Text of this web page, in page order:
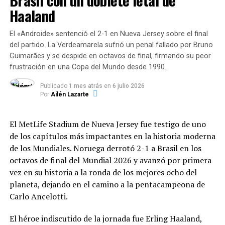
SIGUENTE
Uruguay anunció que cerrará fronteras durante el
verano
Uber retira de la Argentina y Colombia su servicio de
delivery de comidas
intervención de más de 19.000 efectivos nacionales y la
colaboración de
internacional destacan:
Estados Unidos:Asistencia por más de 386
Lauderdale.
Liberación de 346 millones de dólares en fondos
multilaterales.
Naciones Unidas (ONU):Fondo de respuesta
rápida de 15 millones de dólares.
adicionales para asistir a 470.000 personas (entre
Desafíos logísticos de un
enfriamiento masivo
Desactivar una estructura de 27 kilómetros de
circunferencia no es una tarea que se realice
semanas de meticuloso trabajo:
segura los haces de partículas que viajan casi a la
velocidad de la luz.
Aumento controlado de temperatura: Los
imanes del colisionador operan en un estado de
superconducción gracias al helio líquido que los
mantiene a
Haaland
El «Androide» sentenció el 2-1 en Nueva Jersey sobre el final
del partido. La Verdeamarela sufrió un penal fallado por Bruno
Guimarães y se despide en octavos de final, firmando su peor
frustración en una Copa del Mundo desde 1990.
Publicado 1 mes atrás en 6 julio 2026
Por Ailén Lazarte
El MetLife Stadium de Nueva Jersey fue testigo de uno
de los capítulos más impactantes en la historia moderna
de los Mundiales.Noruega derrotó 2-1 a Brasil en los
octavos de final del Mundial 2026 y avanzó por primera
vez en su historia a la ronda de los mejores ocho del
planeta, dejando en el camino a la pentacampeona de
Carlo Ancelotti.
El héroe indiscutido de la jornada fue Erling Haaland,